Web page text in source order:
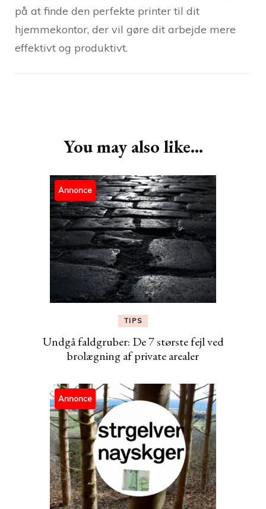
på at finde den perfekte printer til dit
hjemmekontor, der vil gøre dit arbejde mere
effektivt og produktivt.
You may also like...
Annonce
TIPS
Undgå faldgruber: De 7 største fejl ved
brolægning af private arealer
Annonce